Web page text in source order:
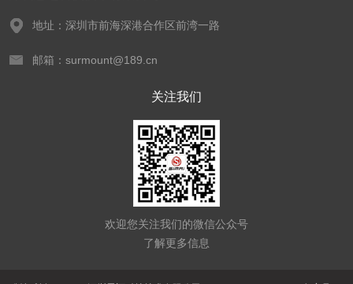
地址：深圳市前海深港合作区前湾一路
邮箱：surmount@189.cn
关注我们
欢迎您关注我们的微信公众号
了解更多信息